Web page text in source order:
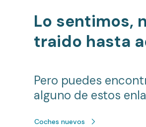
Lo sentimos,
traido hasta
Pero puedes
alguno de estos
Coches nuevos